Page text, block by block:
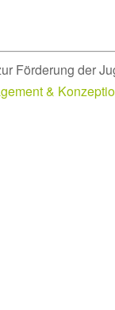
Förderung der
&